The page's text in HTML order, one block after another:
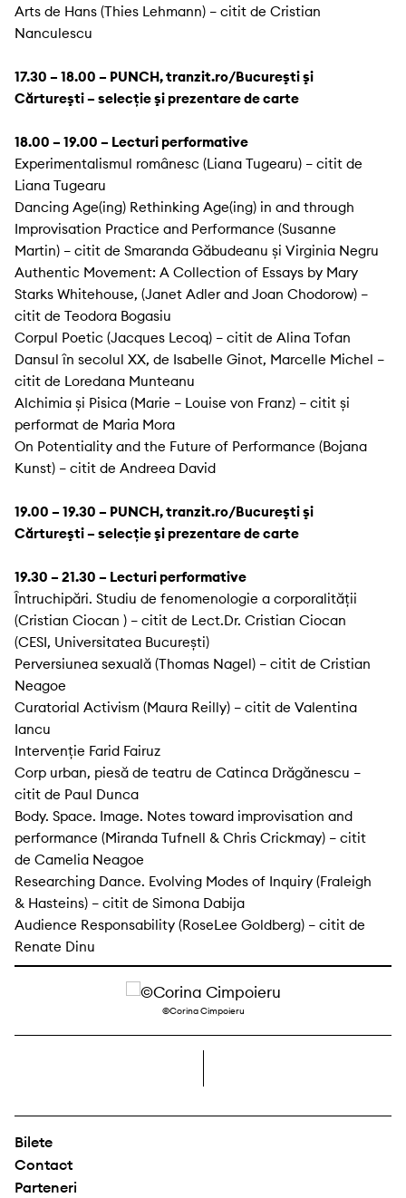
Arts de Hans (Thies Lehmann) – citit de Cristian
Nanculescu
17.30 – 18.00 – PUNCH, tranzit.ro/Bucureşti şi
Cărtureşti – selecţie şi prezentare de carte
18.00 – 19.00 – Lecturi performative
Experimentalismul românesc (Liana Tugearu) – citit de
Liana Tugearu
Dancing Age(ing) Rethinking Age(ing) in and through
Improvisation Practice and Performance (Susanne
Martin) – citit de Smaranda Găbudeanu și Virginia Negru
Authentic Movement: A Collection of Essays by Mary
Starks Whitehouse, (Janet Adler and Joan Chodorow) –
citit de Teodora Bogasiu
Corpul Poetic (Jacques Lecoq) – citit de Alina Tofan
Dansul în secolul XX, de Isabelle Ginot, Marcelle Michel –
citit de Loredana Munteanu
Alchimia și Pisica (Marie – Louise von Franz) – citit și
performat de Maria Mora
On Potentiality and the Future of Performance (Bojana
Kunst) – citit de Andreea David
19.00 – 19.30 – PUNCH, tranzit.ro/Bucureşti şi
Cărtureşti – selecţie şi prezentare de carte
19.30 – 21.30 – Lecturi performative
Întruchipări. Studiu de fenomenologie a corporalității
(Cristian Ciocan ) – citit de Lect.Dr. Cristian Ciocan
(CESI, Universitatea București)
Perversiunea sexuală (Thomas Nagel) – citit de Cristian
Neagoe
Curatorial Activism (Maura Reilly) – citit de Valentina
Iancu
Intervenție Farid Fairuz
Corp urban, piesă de teatru de Catinca Drăgănescu –
citit de Paul Dunca
Body. Space. Image. Notes toward improvisation and
performance (Miranda Tufnell & Chris Crickmay) – citit
de Camelia Neagoe
Researching Dance. Evolving Modes of Inquiry (Fraleigh
& Hasteins) – citit de Simona Dabija
Audience Responsability (RoseLee Goldberg) – citit de
Renate Dinu
©Corina Cimpoieru
Bilete
Contact
Parteneri